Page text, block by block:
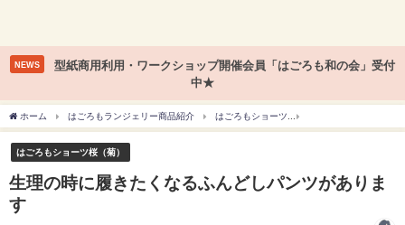
NEWS
型紙商用利用・ワークショップ開催会員「はごろも和の会」受付
中★
ホーム はごろもランジェリー商品紹介 はごろもショーツ
はごろもショーツ桜（菊）
生理の時に履きたくなるふんどしパンツがありま
す